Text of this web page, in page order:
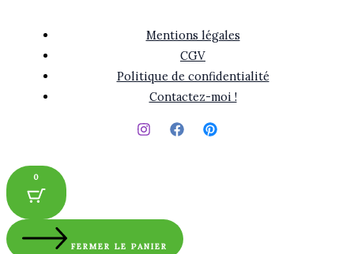
Mentions légales
CGV
Politique de confidentialité
Contactez-moi !
0
FERMER LE PANIER